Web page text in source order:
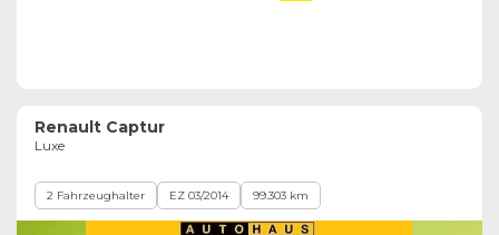
Renault Captur
Luxe
2 Fahrzeughalter EZ 03/2014 99.303 km